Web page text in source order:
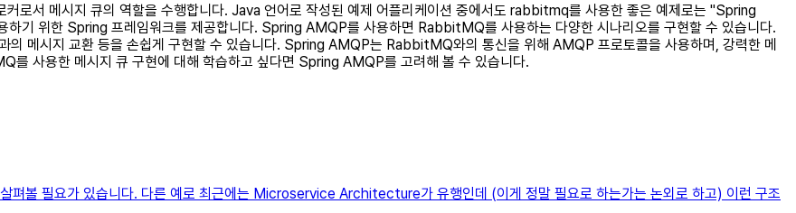
로서 메시지 큐의 역할을 수행합니다. Java 언어로 작성된 예제 어플리케이션 중에서도 rabbitmq를 사용한 좋은 예제로는 "Spring
기 위한 Spring 프레임워크를 제공합니다. Spring AMQP를 사용하면 RabbitMQ를 사용하는 다양한 시나리오를 구현할 수 있습니다.
의 메시지 교환 등을 손쉽게 구현할 수 있습니다. Spring AMQP는 RabbitMQ와의 통신을 위해 AMQP 프로토콜을 사용하며, 강력한 메
를 사용한 메시지 큐 구현에 대해 학습하고 싶다면 Spring AMQP를 고려해 볼 수 있습니다.
펴볼 필요가 있습니다. 다른 예로 최근에는 Microservice Architecture가 유행인데 (이게 정말 필요로 하는가는 논외로 하고) 이런 구조